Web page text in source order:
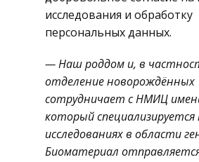
исследования и обработку
персональных данных.
— Наш роддом и, в
отделение новорождённых
сотрудничает с НМИЦ
который
исследованиях в области
Биоматериал